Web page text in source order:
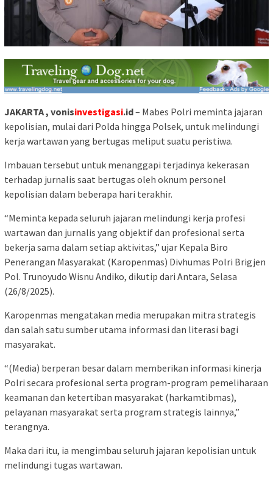
JAKARTA , vonisinvestigasi.id– Mabes Polri meminta jajaran
kepolisian, mulai dari Polda hingga Polsek, untuk melindungi
kerja wartawan yang bertugas meliput suatu peristiwa.
Imbauan tersebut untuk menanggapi terjadinya kekerasan
terhadap jurnalis saat bertugas oleh oknum personel
kepolisian dalam beberapa hari terakhir.
“Meminta kepada seluruh jajaran melindungi kerja profesi
wartawan dan jurnalis yang objektif dan profesional serta
bekerja sama dalam setiap aktivitas,” ujar Kepala Biro
Penerangan Masyarakat (Karopenmas) Divhumas Polri Brigjen
Pol. Trunoyudo Wisnu Andiko, dikutip dari Antara, Selasa
(26/8/2025).
Karopenmas mengatakan media merupakan mitra strategis
dan salah satu sumber utama informasi dan literasi bagi
masyarakat.
“(Media) berperan besar dalam memberikan informasi kinerja
Polri secara profesional serta program-program pemeliharaan
keamanan dan ketertiban masyarakat (harkamtibmas),
pelayanan masyarakat serta program strategis lainnya,”
terangnya.
Maka dari itu, ia mengimbau seluruh jajaran kepolisian untuk
melindungi tugas wartawan.